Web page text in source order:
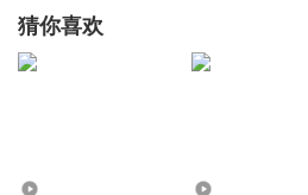
白鬼刘阿大
秋山君真的很完美，可惜了
猜你喜欢